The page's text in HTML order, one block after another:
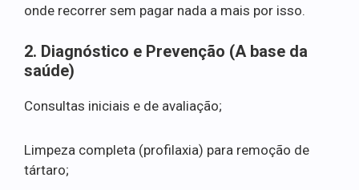
onde recorrer sem pagar nada a mais por isso.
2. Diagnóstico e Prevenção (A base da
saúde)
Consultas iniciais e de avaliação;
Limpeza completa (profilaxia) para remoção de
tártaro;